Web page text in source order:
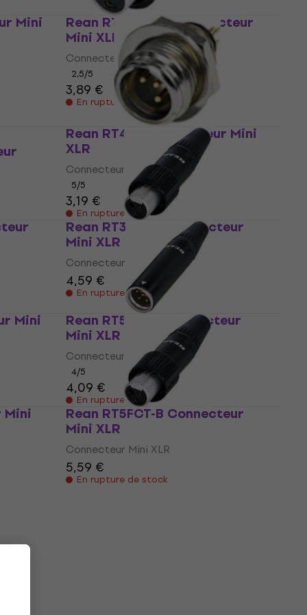
Mini Rean RT3FC-B-W Connecteur
Mini XLR
Connecteur Mini XLR
2,5/5
3,89 €
En rupture de stock
Rean RT4MP Connecteur Mini
XLR
Connecteur Mini XLR
5/5
3,19 €
En rupture de stock
Rean RT3FCT-B Connecteur
Mini XLR
Connecteur Mini XLR
4,59 €
En rupture de stock
Mini Rean RT5MC-B Connecteur
Mini XLR
Connecteur Mini XLR
4/5
4,09 €
En rupture de stock
Mini Rean RT5FCT-B Connecteur
Mini XLR
Connecteur Mini XLR
5,59 €
En rupture de stock